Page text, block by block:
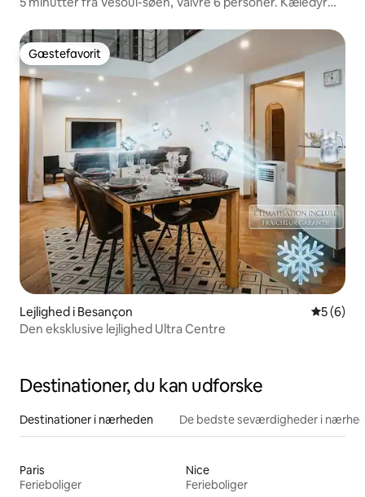
Gæstefavorit
Gæstefavorit
Lejlighed i Besançon 5 ud af 5
5 (6)
Den eksklusive lejlighed Ultra Centre
Destinationer, du kan udforske
Destinationer i nærheden De bedste seværdigheder i
Paris
Ferieboliger
Nice
Ferieboliger